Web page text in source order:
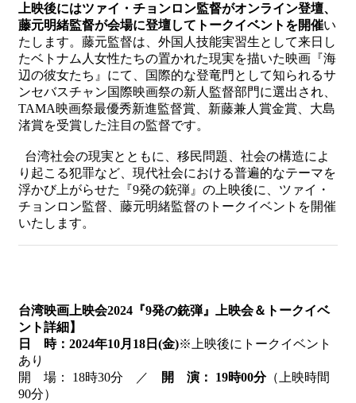
上映後にはツァイ・チョンロン監督がオンライン登壇、
藤元明緒監督が会場に登壇してトークイベントを開催い
たします。藤元監督は、外国人技能実習生として来日し
たベトナム人女性たちの置かれた現実を描いた映画『海
辺の彼女たち』にて、国際的な登竜門として知られるサ
ンセバスチャン国際映画祭の新人監督部門に選出され、
TAMA映画祭最優秀新進監督賞、新藤兼人賞金賞、大島
渚賞を受賞した注目の監督です。
台湾社会の現実とともに、移民問題、社会の構造によ
り起こる犯罪など、現代社会における普遍的なテーマを
浮かび上がらせた『9発の銃弾』の上映後に、ツァイ・
チョンロン監督、藤元明緒監督のトークイベントを開催
いたします。
台湾映画上映会2024『9発の銃弾』上映会＆トークイベ
ント詳細】
日 時：2024年10月18日(金)※上映後にトークイベント
あり
開 場： 18時30分 ／
開 演： 19時00分（上映時間
90分）